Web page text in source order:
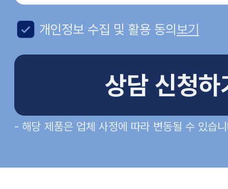
개인정보 수집 및 활용 동의보기
상담 신청하
- 해당 제품은 업체 사정에 따라 변동될 수 있습